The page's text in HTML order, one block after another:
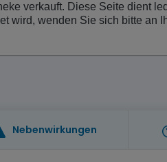
verkauft. Diese Seite dient
wird, wenden Sie sich bitte an
Nebenwirkungen